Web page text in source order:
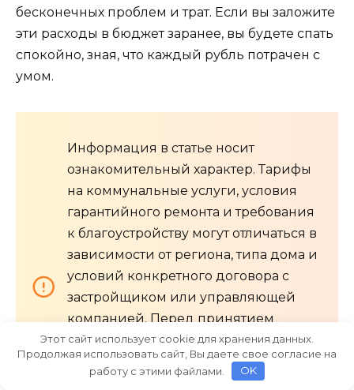
бесконечных проблем и трат. Если вы заложите
эти расходы в бюджет заранее, вы будете спать
спокойно, зная, что каждый рубль потрачен с
умом.
Информация в статье носит
ознакомительный характер. Тарифы
на коммунальные услуги, условия
гарантийного ремонта и требования
к благоустройству могут отличаться в
зависимости от региона, типа дома и
условий конкретного договора с
застройщиком или управляющей
компанией. Перед принятием
финансовых решений
рекомендуется внимательно изучить
ваш договор и
Этот сайт использует cookie для хранения данных.
Продолжая использовать сайт, Вы даете свое согласие на
работу с этими файлами.
OK